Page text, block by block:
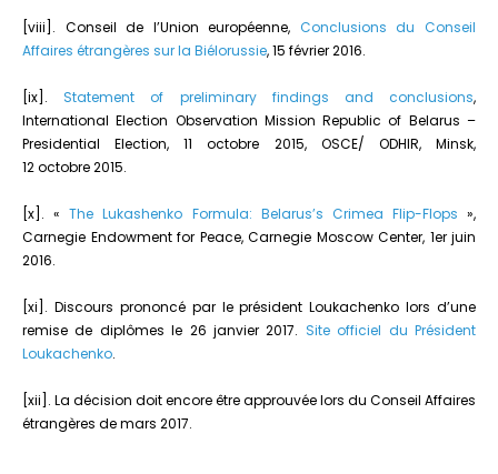
[viii]. Conseil de l’Union européenne, Conclusions du Conseil
Affaires étrangères sur la Biélorussie, 15 février 2016.
[ix]. Statement of preliminary findings and conclusions,
International Election Observation Mission Republic of Belarus –
Presidential Election, 11 octobre 2015, OSCE/ ODHIR, Minsk,
12 octobre 2015.
[x]. «The Lukashenko Formula: Belarus’s Crimea Flip-Flops »,
Carnegie Endowment for Peace, Carnegie Moscow Center, 1er juin
2016.
[xi]. Discours prononcé par le président Loukachenko lors d’une
remise de diplômes le 26 janvier 2017. Site officiel du Président
Loukachenko.
[xii]. La décision doit encore être approuvée lors du Conseil Affaires
étrangères de mars 2017.